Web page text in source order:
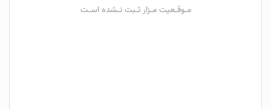
مـوقـعیت مـزار ثـبت نـشده اسـت